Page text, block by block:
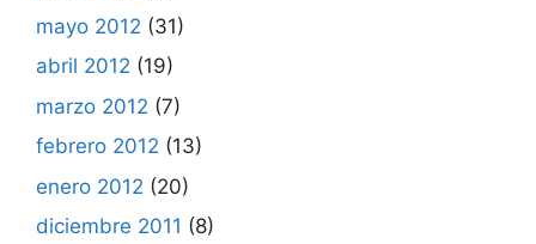
mayo 2012 (31)
abril 2012 (19)
marzo 2012 (7)
febrero 2012 (13)
enero 2012 (20)
diciembre 2011 (8)